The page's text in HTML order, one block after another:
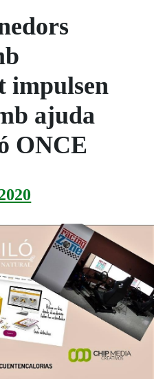
impulsen
ajuda
ONCE